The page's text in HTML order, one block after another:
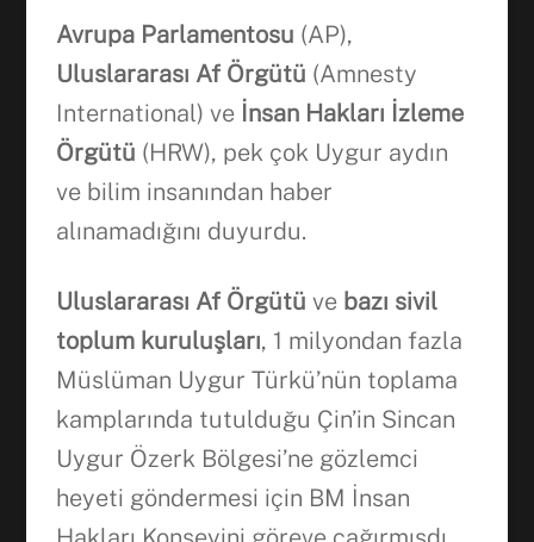
Avrupa Parlamentosu (AP),
Uluslararası Af Örgütü (Amnesty
International) ve İnsan Hakları İzleme
Örgütü (HRW), pek çok Uygur aydın
ve bilim insanından haber
alınamadığını duyurdu.
Uluslararası Af Örgütü ve bazı sivil
toplum kuruluşları, 1 milyondan fazla
Müslüman Uygur Türkü’nün toplama
kamplarında tutulduğu Çin’in Sincan
Uygur Özerk Bölgesi’ne gözlemci
heyeti göndermesi için BM İnsan